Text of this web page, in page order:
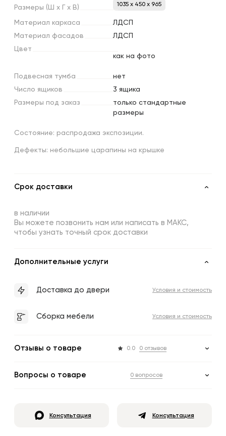
Размеры (Ш х х В) 1035 x 450 x 965
Материал каркаса
ЛДСП
Материал фасадов
ЛДСП
Цвет
как на фото
Подвесная тумба
нет
Число ящиков
3 ящика
Размеры под заказ
только стандартные
размеры
Состояние: распродажа экспозиции.
Дефекты: небольшие царапины на крышке
Срок доставки
в наличии
Вы можете позвонить нам или написать в МАКС,
чтобы узнать точный срок доставки
Дополнительные услуги
Доставка до двери Условия и стоимость
Сборка мебели Условия и стоимость
Отзывы о товаре 0.0 0 отзывов
Вопросы о товаре 0 вопросов
Консультация Консультация